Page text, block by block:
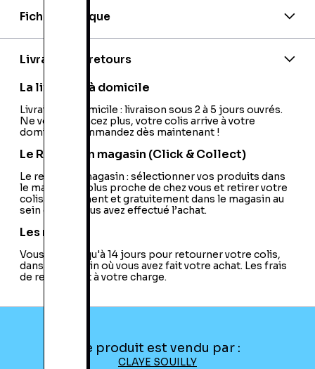
Fiche technique
Code EAN:
21000767114
Livraison et retours
La livraison à domicile
Livraison à domicile : livraison sous 2 à 5 jours ouvrés.
Ne vous déplacez plus, votre colis arrive à votre
domicile ! Commandez dès maintenant !
Le Retrait en magasin (Click & Collect)
Le retrait en magasin : sélectionner vos produits dans
le magasin le plus proche de chez vous et retirer votre
colis directement et gratuitement dans le magasin au
sein duquel vous avez effectué l’achat.
Les retours
Vous avez jusqu'à 14 jours pour retourner votre colis,
dans le magasin où vous avez fait votre achat. Les frais
de retour sont à votre charge.
Ce produit est vendu par :
CLAYE SOUILLY